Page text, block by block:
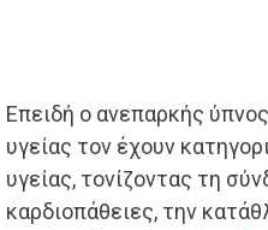
Επειδή ο ανεπαρκής
υγείας τον έχουν
υγείας, τονίζοντας τη
καρδιοπάθειες, την